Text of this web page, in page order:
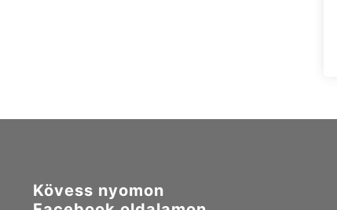
Kövess nyomon